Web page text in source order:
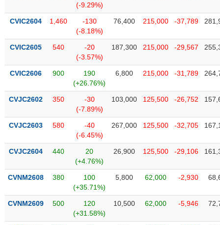
(-9.29%)
CVIC2604 1,460
-130
(-8.18%)
76,400 215,000 -37,789
CVIC2605 540
-20
(-3.57%)
187,300 215,000 -29,567
CVIC2606 900
190
(+26.76%)
6,800 215,000 -31,789
CVJC2602 350
-30
(-7.89%)
103,000 125,500 -26,752
CVJC2603 580
-40
(-6.45%)
267,000 125,500 -32,705
CVJC2604 440
20
(+4.76%)
26,900 125,500 -29,106
CVNM2608 380
100
(+35.71%)
5,800 62,000 -2,930
CVNM2609 500
120
(+31.58%)
10,500 62,000 -5,946
ÍCH
ĐỘNG
chứng
khoán
Tất cả Cổ phiếu Chỉ số Chứng chỉ quỹ Chứng
Lãnh
(-)
Người nội bộ